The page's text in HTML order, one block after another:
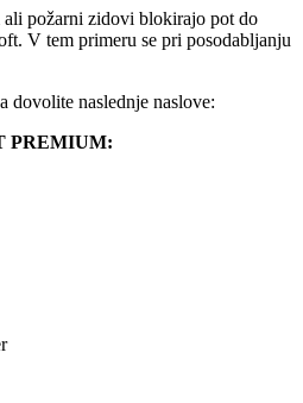
požarni zidovi blokirajo pot do
V tem primeru se pri posodabljanju
dovolite naslednje naslove:
PREMIUM: